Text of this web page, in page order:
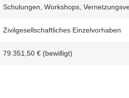
Schulungen, Workshops,
Zivilgesellschaftliches Einzelvorhaben
79.351,50 € (bewilligt)